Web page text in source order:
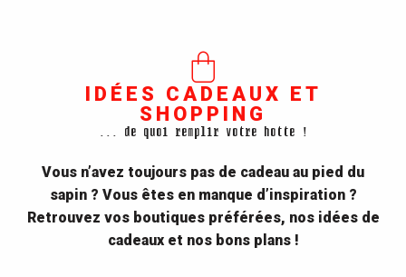
IDÉES CADEAUX ET
SHOPPING
... de quoi remplir votre hotte !
Vous n’avez toujours pas de cadeau au pied du
sapin ? Vous êtes en manque d’inspiration ?
Retrouvez vos boutiques préférées, nos idées de
cadeaux et nos bons plans !